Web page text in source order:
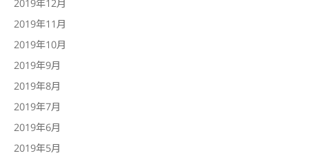
2019年11月
2019年10月
2019年9月
2019年8月
2019年7月
2019年6月
2019年5月